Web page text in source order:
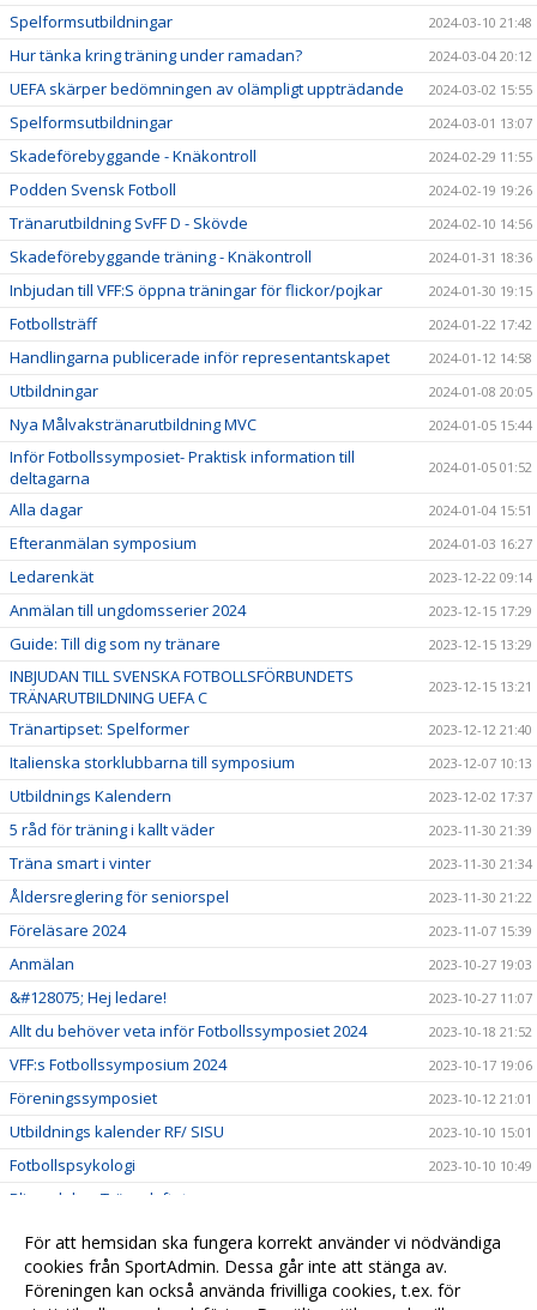
Spelformsutbildningar 2024-03-10 21:48
Hur tänka kring träning under ramadan? 2024-03-04 20:12
UEFA skärper bedömningen av olämpligt uppträdande 2024-03-02 15:55
Spelformsutbildningar 2024-03-01 13:07
Skadeförebyggande - Knäkontroll 2024-02-29 11:55
Podden Svensk Fotboll 2024-02-19 19:26
Tränarutbildning SvFF D - Skövde 2024-02-10 14:56
Skadeförebyggande träning - Knäkontroll 2024-01-31 18:36
Inbjudan till VFF:S öppna träningar för flickor/pojkar 2024-01-30 19:15
Fotbollsträff 2024-01-22 17:42
Handlingarna publicerade inför representantskapet 2024-01-12 14:58
Utbildningar 2024-01-08 20:05
Nya Målvakstränarutbildning MVC 2024-01-05 15:44
Inför Fotbollssymposiet- Praktisk information till
deltagarna
2024-01-05 01:52
Alla dagar 2024-01-04 15:51
Efteranmälan symposium 2024-01-03 16:27
Ledarenkät 2023-12-22 09:14
Anmälan till ungdomsserier 2024 2023-12-15 17:29
Guide: Till dig som ny tränare 2023-12-15 13:29
INBJUDAN TILL SVENSKA FOTBOLLSFÖRBUNDETS
TRÄNARUTBILDNING UEFA C
2023-12-15 13:21
Tränartipset: Spelformer 2023-12-12 21:40
Italienska storklubbarna till symposium 2023-12-07 10:13
Utbildnings Kalendern 2023-12-02 17:37
5 råd för träning i kallt väder 2023-11-30 21:39
Träna smart i vinter 2023-11-30 21:34
Åldersreglering för seniorspel 2023-11-30 21:22
Föreläsare 2024 2023-11-07 15:39
Anmälan 2023-10-27 19:03
&#128075; Hej ledare! 2023-10-27 11:07
Allt du behöver veta inför Fotbollssymposiet 2024 2023-10-18 21:52
VFF:s Fotbollssymposium 2024 2023-10-17 19:06
Föreningssymposiet 2023-10-12 21:01
Utbildnings kalender RF/ SISU 2023-10-10 15:01
Fotbollspsykologi 2023-10-10 10:49
Bli en del av Tränarlyftet
Idrottsmedicin 2023-07-24 13:24
Matchmiljö 2023 2023-05-13 03:22
En ungdomsledares handbok 2023-05-13 03:19
För att hemsidan ska fungera korrekt använder vi nödvändiga
cookies från SportAdmin. Dessa går inte att stänga av.
Föreningen kan också använda frivilliga cookies, t.ex. för